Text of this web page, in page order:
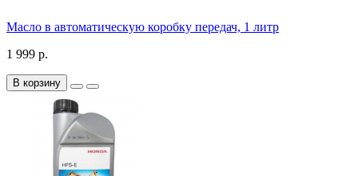
Масло в автоматическую коробку передач, 1 литр
1 999 р.
В корзину